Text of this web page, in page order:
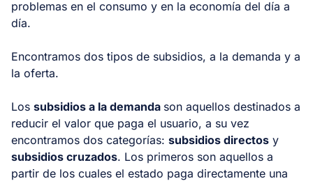
problemas en el consumo y en la economía del día a
día.
Encontramos dos tipos de subsidios, a la demanda y a
la oferta.
Los subsidios a la demanda son aquellos destinados a
reducir el valor que paga el usuario, a su vez
encontramos dos categorías: subsidios directos y
subsidios cruzados. Los primeros son aquellos a
partir de los cuales el estado paga directamente una